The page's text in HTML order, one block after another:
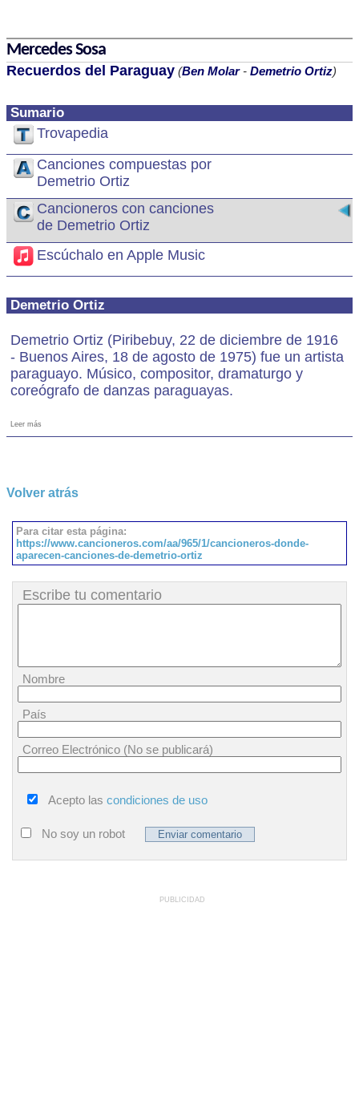
Sumario
Trovapedia
Canciones compuestas por
Demetrio Ortiz
Cancioneros con canciones
de Demetrio Ortiz
Escúchalo en Apple Music
Demetrio Ortiz
Demetrio Ortiz (Piribebuy, 22 de diciembre de 1916
- Buenos Aires, 18 de agosto de 1975) fue un artista
paraguayo. Músico, compositor, dramaturgo y
coreógrafo de danzas paraguayas.
Leer más
Mercedes Sosa
Recuerdos del Paraguay (Ben Molar- Demetrio Ortiz)
Volver atrás
Para citar esta página:
https://www.cancioneros.com/aa/965/1/cancioneros-donde-
aparecen-canciones-de-demetrio-ortiz
Escribe tu comentario
Nombre
País
Correo Electrónico (No se publicará)
Acepto las condiciones de uso
No soy un robot
PUBLICIDAD